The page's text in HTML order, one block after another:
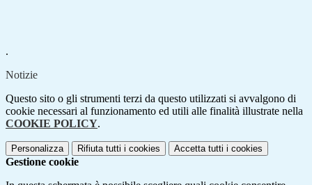
.
Notizie
Questo sito o gli strumenti terzi da questo utilizzati si avvalgono di
cookie necessari al funzionamento ed utili alle finalità illustrate nella
COOKIE POLICY.
Personalizza Rifiuta tutti i cookies Accetta tutti i cookies
Gestione cookie